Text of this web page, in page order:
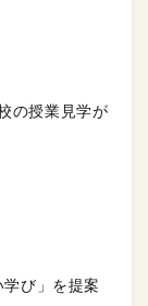
の授業見学が
び」を提案